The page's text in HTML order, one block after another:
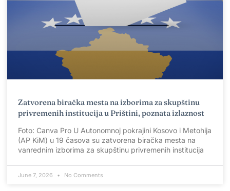
Zatvorena biračka mesta na izborima za skupštinu
privremenih institucija u Prištini, poznata izlaznost
Foto: Canva Pro U Autonomnoj pokrajini Kosovo i Metohija
(AP KiM) u 19 časova su zatvorena biračka mesta na
vanrednim izborima za skupštinu privremenih institucija
June 7, 2026 No Comments